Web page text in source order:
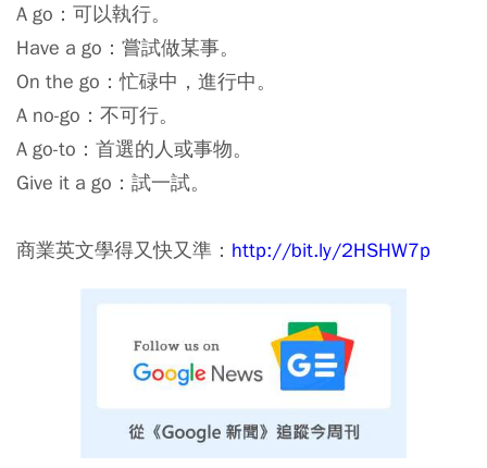
A go：可以執行。
Have a go：嘗試做某事。
On the go：忙碌中，進行中。
A no-go：不可行。
A go-to：首選的人或事物。
Give it a go：試一試。
商業英文學得又快又準： http://bit.ly/2HSHW7p